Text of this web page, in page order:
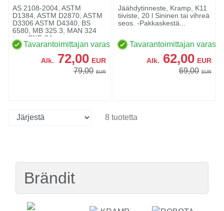
AS 2108-2004, ASTM
D1384, ASTM D2870, ASTM
D3306 ASTM D4340, BS
6580, MB 325.3, MAN 324
type SNF SA...
Tavarantoimittajan varastossa
Alk. 72,00 EUR
79,00 EUR
Jäähdytinneste, Kramp, K11
tiiviste, 20 l Sininen tai vihreä
seos. -Pakkaskestä...
Tavarantoimittajan
Alk. 62,00 EUR
69,00 EUR
8 tuotetta
Brändit